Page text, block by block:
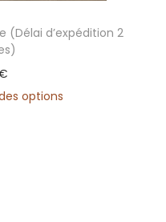
(Délai d’expédition 2
options